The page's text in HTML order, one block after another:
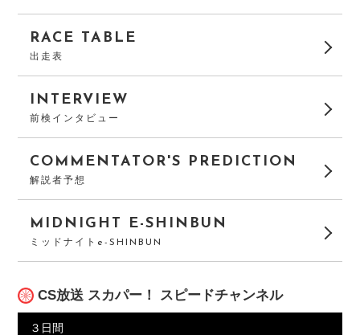
RACE TABLE
出走表
INTERVIEW
前検インタビュー
COMMENTATOR'S PREDICTION
解説者予想
MIDNIGHT E-SHINBUN
ミッドナイトe-SHINBUN
CS放送 スカパー！ スピードチャンネル
３日間